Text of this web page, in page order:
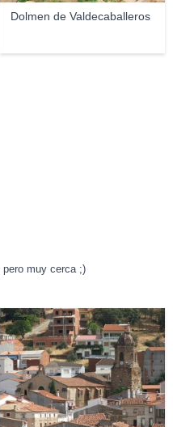
Dolmen de Valdecaballeros
pero muy cerca ;)
jugimo